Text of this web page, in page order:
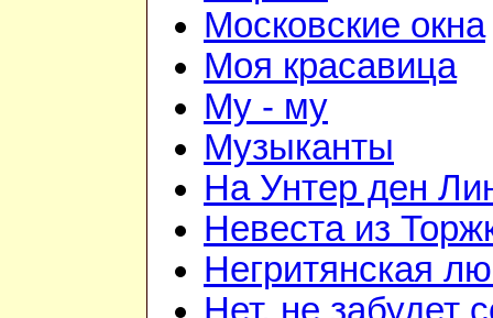
Московские окна
Моя красавица
Му - му
Музыканты
На Унтер ден
Невеста из
Негритянская